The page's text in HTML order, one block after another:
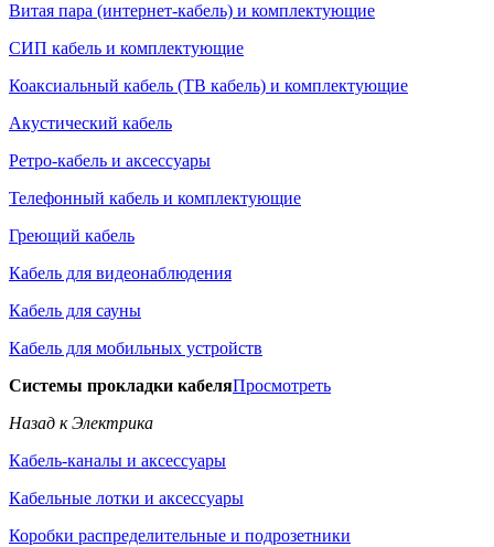
Витая пара (интернет-кабель) и комплектующие
СИП кабель и комплектующие
Коаксиальный кабель (ТВ кабель) и комплектующие
Акустический кабель
Ретро-кабель и аксессуары
Телефонный кабель и комплектующие
Греющий кабель
Кабель для видеонаблюдения
Кабель для сауны
Кабель для мобильных устройств
Системы прокладки кабеляПросмотреть
Назад к Электрика
Кабель-каналы и аксессуары
Кабельные лотки и аксессуары
Коробки распределительные и подрозетники